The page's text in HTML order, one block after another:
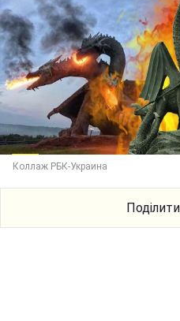
Коллаж РБК-Украина